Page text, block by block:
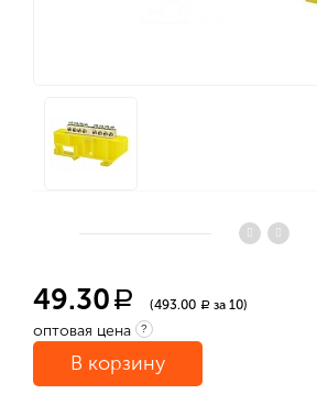
49.30 a (493.00 a за 10)
оптовая цена ?
В корзину